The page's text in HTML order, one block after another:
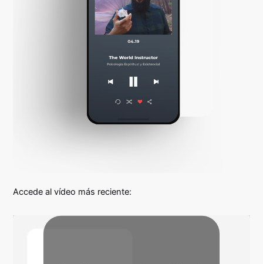
Accede al vídeo más reciente: